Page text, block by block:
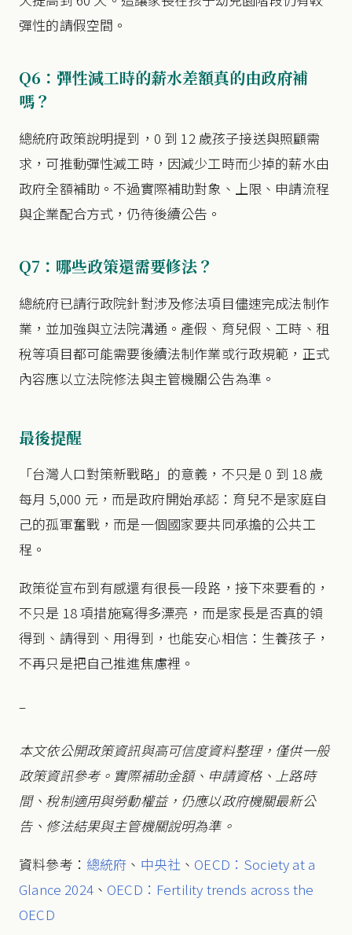
彈性的請假空間。
Q6：彈性減工時的薪水差額真的由政府補
嗎？
總統府政策說明提到，0 到 12 歲孩子接送與照顧需
求，可推動彈性減工時，因減少工時而少掉的薪水由
政府全額補助。不過實際補助對象、上限、申請流程
與企業配合方式，仍待後續公告。
Q7：哪些政策還需要修法？
總統府已請行政院針對涉及修法項目儘速完成法制作
業，並加強與立法院溝通。產假、育兒假、工時、租
稅等項目都可能需要後續法制作業或行政規範，正式
內容應以立法院修法與主管機關公告為準。
最後提醒
「台灣人口對策新戰略」的意義，不只是 0 到 18 歲
每月 5,000 元，而是政府開始承認：育兒不是家庭自
己的孤軍奮戰，而是一個國家要共同承擔的公共工
程。
政策從宣布到有感還有很長一段路，接下來要看的，
不只是 18 項措施寫得多漂亮，而是家長是否真的領
得到、請得到、用得到，也能安心相信：生養孩子，
不再只是把自己推進焦慮裡。
–
本文依公開政策資訊與高可信度資料整理，僅供一般
政策資訊參考。實際補助金額、申請資格、上路時
間、稅制適用與勞動權益，仍應以政府機關最新公
告、修法結果與主管機關說明為準。
資料參考： 總統府 、 中央社 、 OECD：Society at a
Glance 2024、 OECD：Fertility trends across the
OECD